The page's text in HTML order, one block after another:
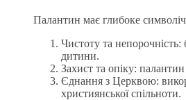
Палантин має глибоке
Чистоту та
дитини.
Захист та опіку:
Єднання з Церквою:
християнської спільноти.